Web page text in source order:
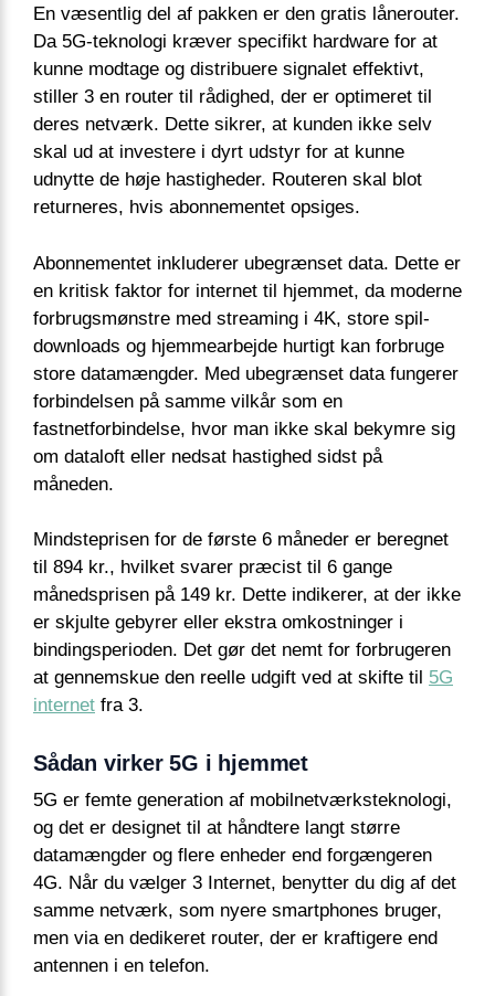
En væsentlig del af pakken er den gratis lånerouter.
Da 5G-teknologi kræver specifikt hardware for at
kunne modtage og distribuere signalet effektivt,
stiller 3 en router til rådighed, der er optimeret til
deres netværk. Dette sikrer, at kunden ikke selv
skal ud at investere i dyrt udstyr for at kunne
udnytte de høje hastigheder. Routeren skal blot
returneres, hvis abonnementet opsiges.
Abonnementet inkluderer ubegrænset data. Dette er
en kritisk faktor for internet til hjemmet, da moderne
forbrugsmønstre med streaming i 4K, store spil-
downloads og hjemmearbejde hurtigt kan forbruge
store datamængder. Med ubegrænset data fungerer
forbindelsen på samme vilkår som en
fastnetforbindelse, hvor man ikke skal bekymre sig
om dataloft eller nedsat hastighed sidst på
måneden.
Mindsteprisen for de første 6 måneder er beregnet
til 894 kr., hvilket svarer præcist til 6 gange
månedsprisen på 149 kr. Dette indikerer, at der ikke
er skjulte gebyrer eller ekstra omkostninger i
bindingsperioden. Det gør det nemt for forbrugeren
at gennemskue den reelle udgift ved at skifte til 5G
internet fra 3.
Sådan virker 5G i hjemmet
5G er femte generation af mobilnetværksteknologi,
og det er designet til at håndtere langt større
datamængder og flere enheder end forgængeren
4G. Når du vælger 3 Internet, benytter du dig af det
samme netværk, som nyere smartphones bruger,
men via en dedikeret router, der er kraftigere end
antennen i en telefon.